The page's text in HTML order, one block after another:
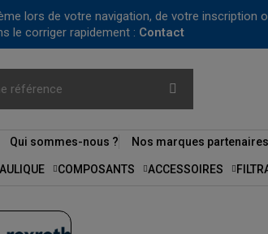
lors de votre navigation, de votre
le corriger rapidement : Contact
Qui sommes-nous ? Nos marques partenaires
COMPOSANTS ACCESSOIRES